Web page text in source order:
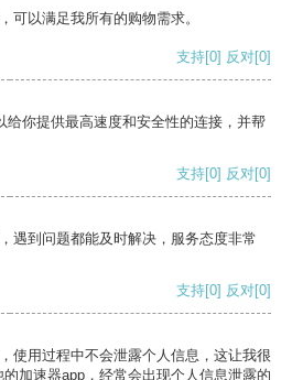
可以满足我所有的购物需求。
支持[0] 反对[0]
给你提供最高速度和安全性的连接，并帮
支持[0] 反对[0]
遇到问题都能及时解决，服务态度非常
支持[0] 反对[0]
使用过程中不会泄露个人信息，这让我很
加速器app，经常会出现个人信息泄露的